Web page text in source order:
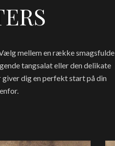
mellem en række smagsfulde
tangsalat eller den delikate
dig en perfekt start på din